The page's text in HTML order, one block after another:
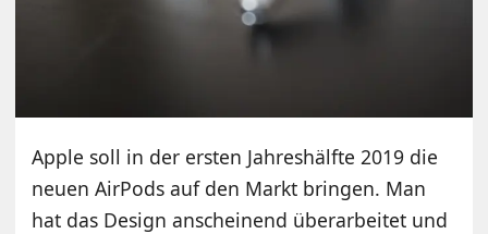
Apple soll in der ersten Jahreshälfte 2019 die
neuen AirPods auf den Markt bringen. Man
hat das Design anscheinend überarbeitet und